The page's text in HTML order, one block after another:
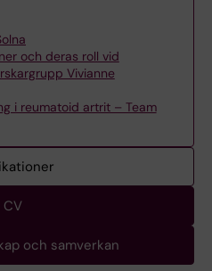
och deras roll vid
Vivianne
i reumatoid artrit – Team
CV
och samverkan